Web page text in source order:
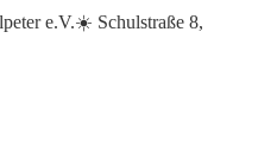
e.V.☀️ Schulstraße 8,